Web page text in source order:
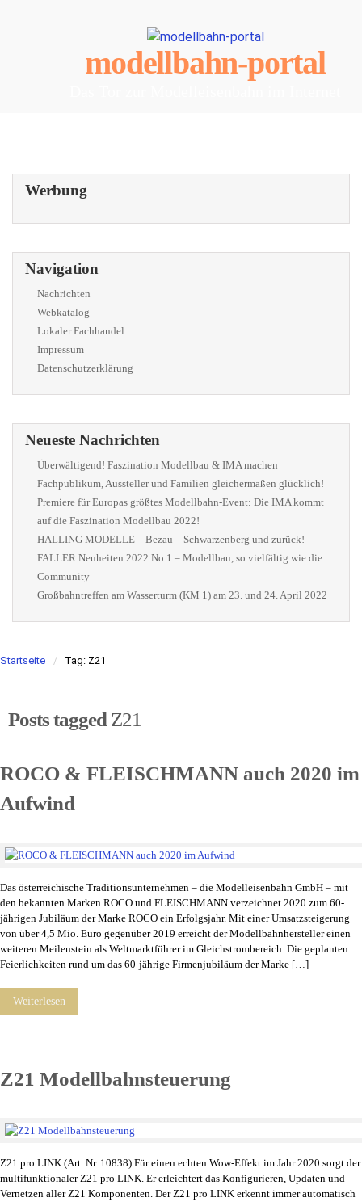
modellbahn-portal
Werbung
Navigation
Nachrichten
Webkatalog
Lokaler Fachhandel
Impressum
Datenschutzerklärung
Neueste Nachrichten
Überwältigend! Faszination Modellbau & IMA machen
Fachpublikum, Aussteller und Familien gleichermaßen glücklich!
Premiere für Europas größtes Modellbahn-Event: Die IMA kommt
auf die Faszination Modellbau 2022!
HALLING MODELLE – Bezau – Schwarzenberg und zurück!
FALLER Neuheiten 2022 No 1 – Modellbau, so vielfältig wie die
Community
Großbahntreffen am Wasserturm (KM 1) am 23. und 24. April 2022
Startseite Tag: Z21
Posts tagged Z21
ROCO & FLEISCHMANN auch 2020 im
Aufwind
Das österreichische Traditionsunternehmen – die Modelleisenbahn GmbH – mit
den bekannten Marken ROCO und FLEISCHMANN verzeichnet 2020 zum 60-
jährigen Jubiläum der Marke ROCO ein Erfolgsjahr. Mit einer Umsatzsteigerung
von über 4,5 Mio. Euro gegenüber 2019 erreicht der Modellbahnhersteller einen
weiteren Meilenstein als Weltmarktführer im Gleichstrombereich. Die geplanten
Feierlichkeiten rund um das 60-jährige Firmenjubiläum der Marke […]
Weiterlesen
Z21 Modellbahnsteuerung
Z21 pro LINK (Art. Nr. 10838) Für einen echten Wow-Effekt im Jahr 2020 sorgt der
multifunktionaler Z21 pro LINK. Er erleichtert das Konfigurieren, Updaten und
Vernetzen aller Z21 Komponenten. Der Z21 pro LINK erkennt immer automatisch